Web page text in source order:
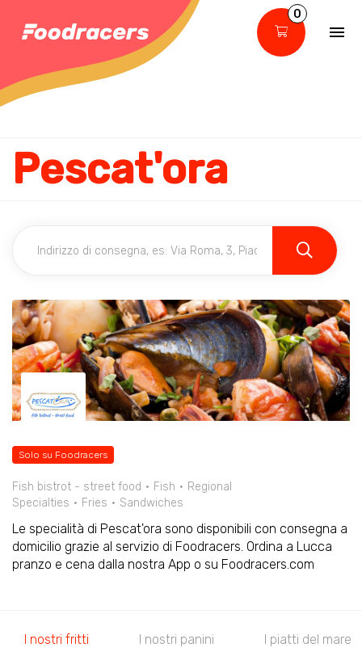
0
Pescat'ora
Solo su Foodracers
Fish bistrot - street food Fish
Regional
Specialties
Fries Sandwiches
Le specialità di Pescat'ora sono disponibili con consegna a
domicilio grazie al servizio di Foodracers. Ordina a Lucca
pranzo e cena dalla nostra App o su Foodracers.com
I nostri fritti I nostri panini I piatti del mare